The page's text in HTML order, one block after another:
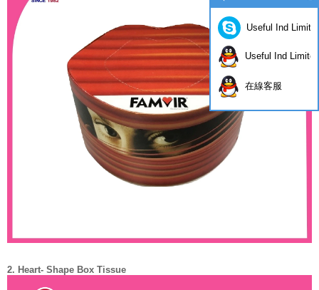
2. Heart- Shape Box Tissue
Useful Ind
Useful Ind Limited
在線客服